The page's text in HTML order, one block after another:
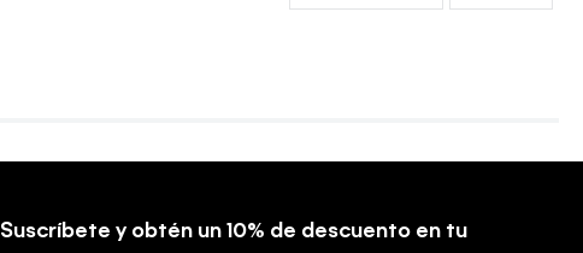
Suscríbete y obtén un 10% de descuento en tu